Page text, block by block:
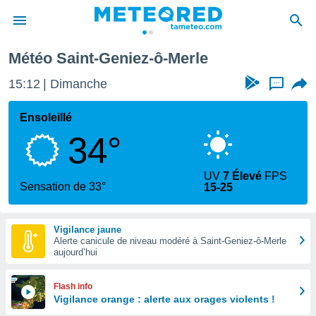
de
Météo Saint-Geniez-ô-Merle
15:12 Dimanche ...
Ensoleillé
34°
Sensation de 33°
UV7 Élevé FPS
15-25
Vigilance jaune
Alerte canicule de niveau modéré à Saint-Geniez-ô-Merle
aujourd’hui
Flash info
Vigilance orange : alerte aux orages violents !